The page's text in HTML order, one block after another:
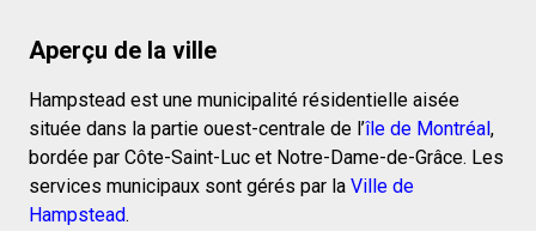
Aperçu de la ville
Hampstead est une municipalité résidentielle aisée
située dans la partie ouest-centrale de l’île de Montréal ,
bordée par Côte-Saint-Luc et Notre-Dame-de-Grâce. Les
services municipaux sont gérés par la Ville de
Hampstead.